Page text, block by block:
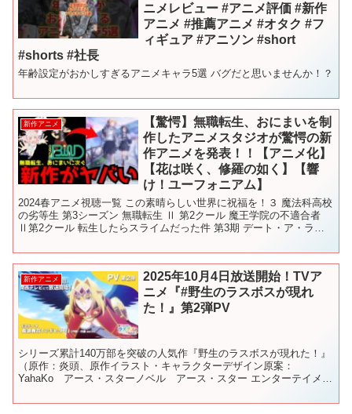
ニメレビュー #アニメ評価 #新作
アニメ #推薦アニメ #オタク #フ
ィギュア #アニソン #short
#shorts #社長
年齢設定がおかしすぎるアニメキャラ5選 バグだと思いませんか！？
新作アニメ
【驚愕】無職転生、おにまいを制
作したアニメスタジオが驚愕の新
作アニメを発表！！【アニメ化】
【花は咲く、修羅の如く】【響
け！ユーフォニアム】
2024春アニメ視聴一覧 この素晴らしい世界に祝福を！３ 魔法科高校
の劣等生 第3シーズン 無職転生 Ⅱ 第2クール 魔王学院の不適合者
Ⅱ第2クール 転生したらスライムだった件 第3期 デート・ア・ライ
新作アニメ
2025年10月4日放送開始！TVア
ニメ『#野生のラスボスが現れ
た！』第2弾PV
シリーズ累計140万部を突破の人気作『野生のラスボスが現れた！』
（原作：炎頭、原作イラスト・キャラクターデザイン原案：
YahaKo アース・スターノベル アース・スター エンターテイメン